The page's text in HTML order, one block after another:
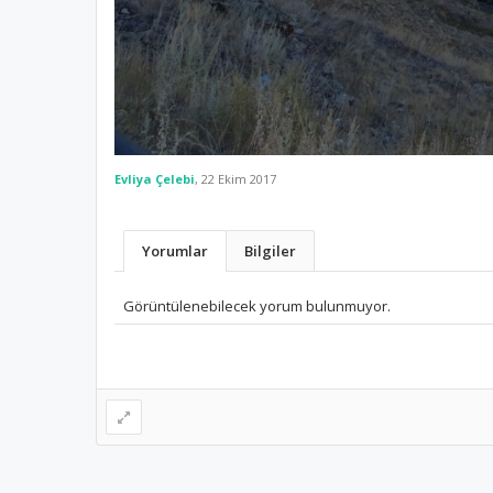
Evliya Çelebi, 22 Ekim 2017
Yorumlar Bilgiler
Görüntülenebilecek yorum bulunmuyor.